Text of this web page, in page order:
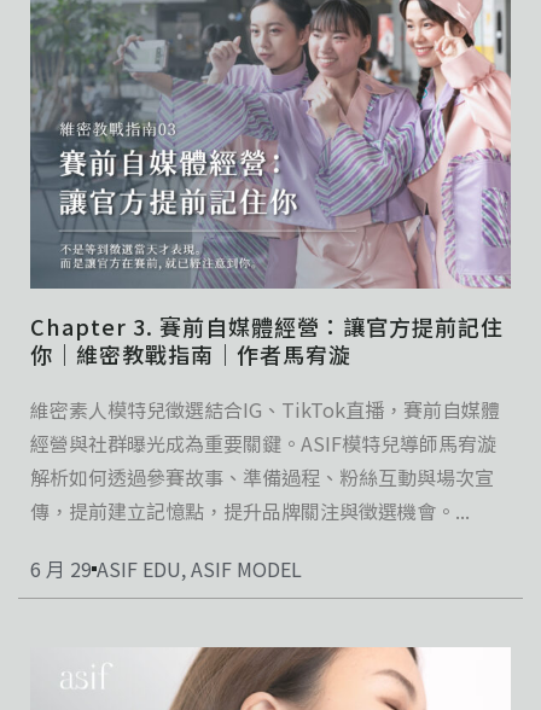
Chapter 3. 賽前自媒體經營：讓官方提前記住
你｜維密教戰指南｜作者馬宥漩
維密素人模特兒徵選結合IG、TikTok直播，賽前自媒體
經營與社群曝光成為重要關鍵。ASIF模特兒導師馬宥漩
解析如何透過參賽故事、準備過程、粉絲互動與場次宣
傳，提前建立記憶點，提升品牌關注與徵選機會。...
6 月 29 ASIF EDU,ASIF MODEL